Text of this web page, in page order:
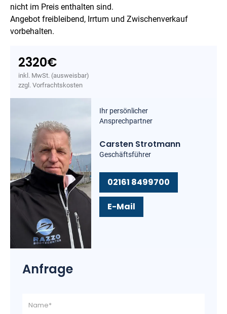
nicht im Preis enthalten sind.
Angebot freibleibend, Irrtum und Zwischenverkauf
vorbehalten.
2320€
inkl. MwSt. (ausweisbar)
zzgl. Vorfrachtskosten
Ihr persönlicher
Ansprechpartner
Carsten Strotmann
Geschäftsführer
02161 8499700
E-Mail
Anfrage